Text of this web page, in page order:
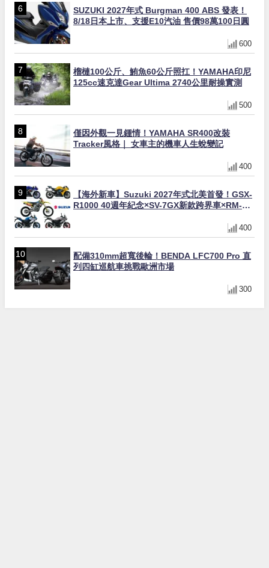
SUZUKI 2027年式 Burgman 400 ABS 發表！
8/18日本上市、支援E10汽油 售價98萬100日圓
600
榴槤100公斤、鮪魚60公斤照扛！YAMAHA印尼
125cc速克達Gear Ultima 2740公里耐操實測
500
僅因外觀一見鍾情！YAMAHA SR400改裝
Tracker風格｜ 女車主的機車人生蛻變記
400
【海外新車】Suzuki 2027年式北美首發！GSX-
R1000 40週年紀念×SV-7GX新款跨界車×RM-
400
配備310mm超寬後輪！BENDA LFC700 Pro 直
列四缸巡航車挑戰歐洲市場
300